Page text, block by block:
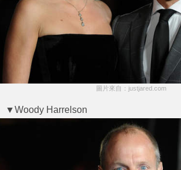
圖片來自：justjared.com
▼Woody Harrelson